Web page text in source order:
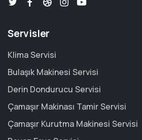
Servisler
Klima Servisi
Bulaşık Makinesi Servisi
Derin Dondurucu Servisi
Çamaşır Makinası Tamir Servisi
Çamaşır Kurutma Makinesi Servisi